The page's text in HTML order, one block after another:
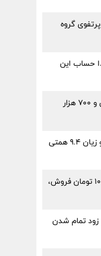
میلیارد افت پرتفوی گروه
کرد | فردا حساب این
قیمت طلا امروز ۱۵ مرداد ۱۴۰۵؛ طلا ۱۸ میلیون و ۷۰۰ هزار
سایپا زیر تیغ اعداد؛ افت ۲۵ درصدی فروش و زیان ۹.۴ همتی
زیان ۲۲.۵ همتی ایران‌خودرو در سه ماه؛ هر ۱۰۰ تومان فروش،
زود تمام شدن